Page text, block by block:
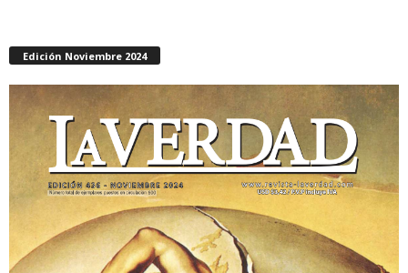
Edición Noviembre 2024